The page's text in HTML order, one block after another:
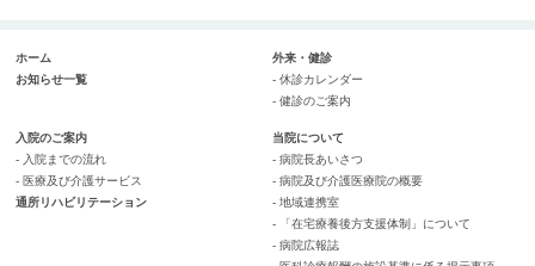
ホーム
お知らせ一覧
外来・健診
- 休診カレンダー
- 健診のご案内
入院のご案内
- 入院までの流れ
- 医療及び介護サービス
通所リハビリテーション
当院について
- 病院長あいさつ
- 病院及び介護医療院の概要
- 地域連携室
- 「在宅療養後方支援体制」について
- 病院広報誌